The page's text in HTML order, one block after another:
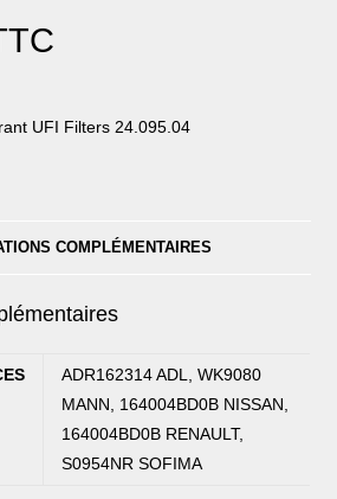
UFI Filters 24.095.04
COMPLÉMENTAIRES
ADR162314 ADL, WK9080
MANN, 164004BD0B NISSAN,
164004BD0B RENAULT,
S0954NR SOFIMA